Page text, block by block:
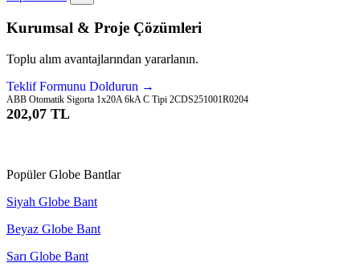
Kurumsal & Proje Çözümleri
Toplu alım avantajlarından yararlanın.
Teklif Formunu Doldurun →
ABB Otomatik Sigorta 1x20A 6kA C Tipi 2CDS251001R0204
202,07 TL
Popüler Globe Bantlar
Siyah Globe Bant
Beyaz Globe Bant
Sarı Globe Bant